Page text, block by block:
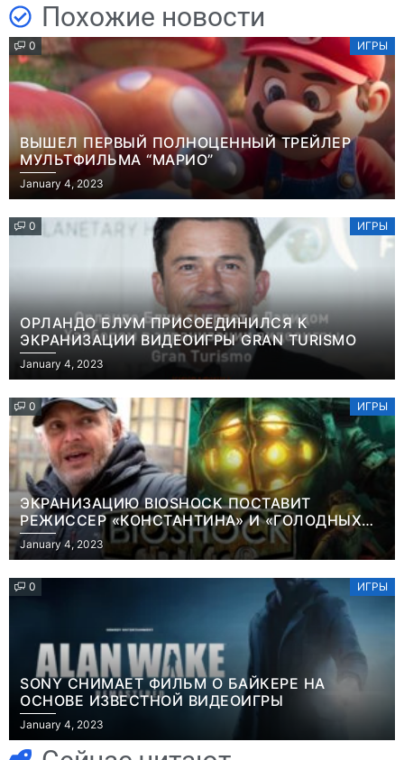
Похожие новости
0 ИГРЫ
ВЫШЕЛ ПЕРВЫЙ ПОЛНОЦЕННЫЙ ТРЕЙЛЕР
МУЛЬТФИЛЬМА “МАРИО”
January 4, 2023
0 ИГРЫ
ОРЛАНДО БЛУМ ПРИСОЕДИНИЛСЯ К
ЭКРАНИЗАЦИИ ВИДЕОИГРЫ GRAN TURISMO
January 4, 2023
0 ИГРЫ
ЭКРАНИЗАЦИЮ BIOSHOCK ПОСТАВИТ
РЕЖИССЕР «КОНСТАНТИНА» И «ГОЛОДНЫХ
ИГР»
January 4, 2023
0 ИГРЫ
SONY СНИМАЕТ ФИЛЬМ О БАЙКЕРЕ НА
ОСНОВЕ ИЗВЕСТНОЙ ВИДЕОИГРЫ
January 4, 2023
Игры
Игры
Голливуд